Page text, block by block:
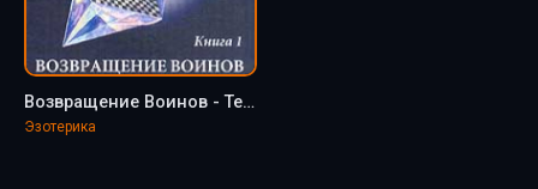
Возвращение Воинов - Теун Марез
Эзотерика